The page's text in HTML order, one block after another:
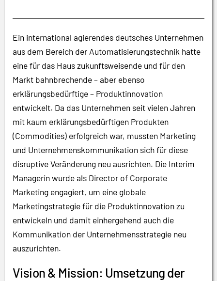
Ein international agierendes deutsches Unternehmen
aus dem Bereich der Automatisierungstechnik hatte
eine für das Haus zukunftsweisende und für den
Markt bahnbrechende – aber ebenso
erklärungsbedürftige – Produktinnovation
entwickelt. Da das Unternehmen seit vielen Jahren
mit kaum erklärungsbedürftigen Produkten
(Commodities) erfolgreich war, mussten Marketing
und Unternehmenskommunikation sich für diese
disruptive Veränderung neu ausrichten. Die Interim
Managerin wurde als Director of Corporate
Marketing engagiert, um eine globale
Marketingstrategie für die Produktinnovation zu
entwickeln und damit einhergehend auch die
Kommunikation der Unternehmensstrategie neu
auszurichten.
Vision & Mission: Umsetzung der